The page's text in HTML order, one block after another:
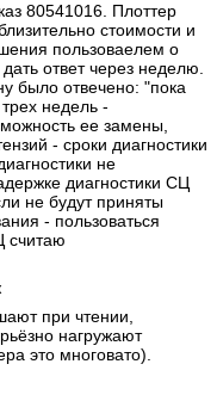
80541016. Плоттер
стоимости и
пользоваелем о
ответ через неделю.
было отвечено: "пока
недель -
ее замены,
- сроки диагностики
не
диагностики СЦ
не будут приняты
- пользоваться
считаю
при чтении,
нагружают
это многовато).